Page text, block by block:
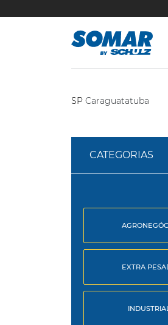
SP Caraguatatuba
CATEGORIAS
EXTRA